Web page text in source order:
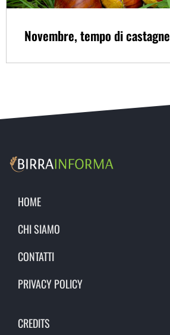
Novembre, tempo di castagne
HOME
CHI SIAMO
CONTATTI
PRIVACY POLICY
CREDITS